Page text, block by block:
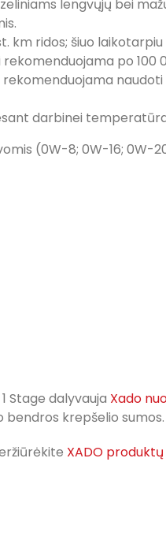
lengvųjų bei
km ridos; šiuo
po 100
darbinei
(0W-8; 0W-16; 0W-
Stage dalyvauja Xado
bendros krepšelio
XADO